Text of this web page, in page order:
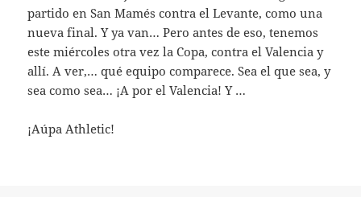
partido en San Mamés contra el Levante, como una
nueva final. Y ya van… Pero antes de eso, tenemos
este miércoles otra vez la Copa, contra el Valencia y
allí. A ver,… qué equipo comparece. Sea el que sea, y
sea como sea… ¡A por el Valencia! Y …
¡Aúpa Athletic!